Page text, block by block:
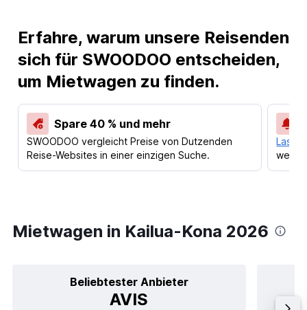
Erfahre, warum unsere Reisenden
sich für SWOODOO entscheiden,
um Mietwagen zu finden.
Spare 40 % und mehr
SWOODOO vergleicht Preise von Dutzenden
Reise-Websites in einer einzigen Suche.
Lass
Mietwagen in Kailua-Kona 2026
Beliebtester Anbieter
AVIS